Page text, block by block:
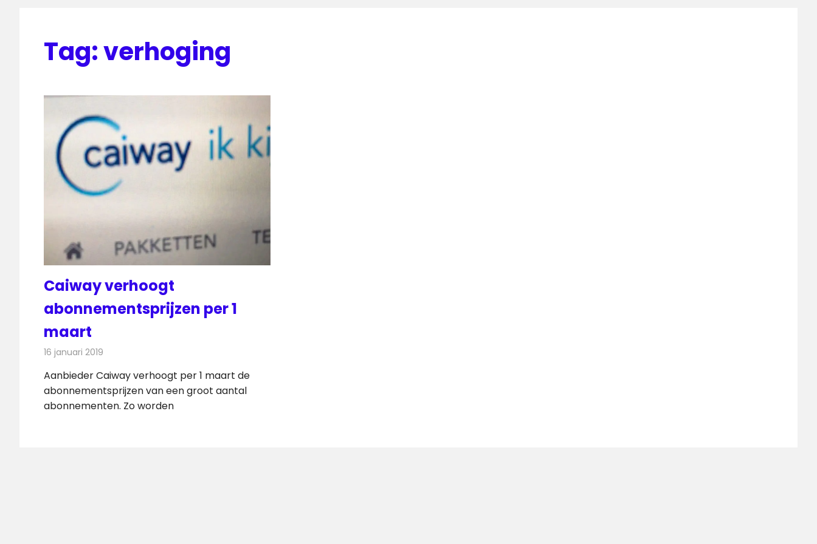
Tag:verhoging
Caiway verhoogt
abonnementsprijzen per 1
maart
16 januari 2019
Aanbieder Caiway verhoogt per 1 maart de
abonnementsprijzen van een groot aantal
abonnementen. Zo worden